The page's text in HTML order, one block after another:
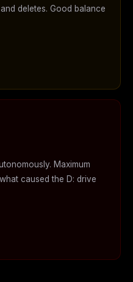
deletes. Good balance
Maximum
caused the D: drive